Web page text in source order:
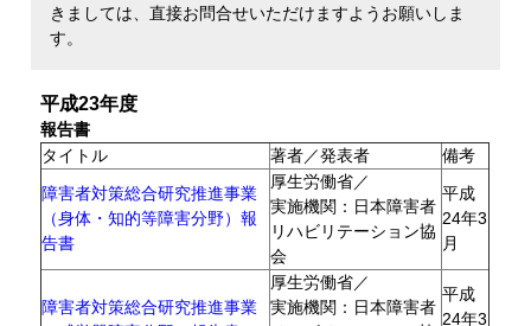
きましては、直接お問合せいただけますようお願いしま
す。
平成23年度
報告書
タイトル
著者／発表者
備考
障害者対策総合研究推進事業
（身体・知的等障害分野）報
告書
厚生労働省／
実施機関：日本障害者
リハビリテーション協
会
平成
24年3
月
障害者対策総合研究推進事業
厚生労働省／
実施機関：日本障害者
平成
24年3